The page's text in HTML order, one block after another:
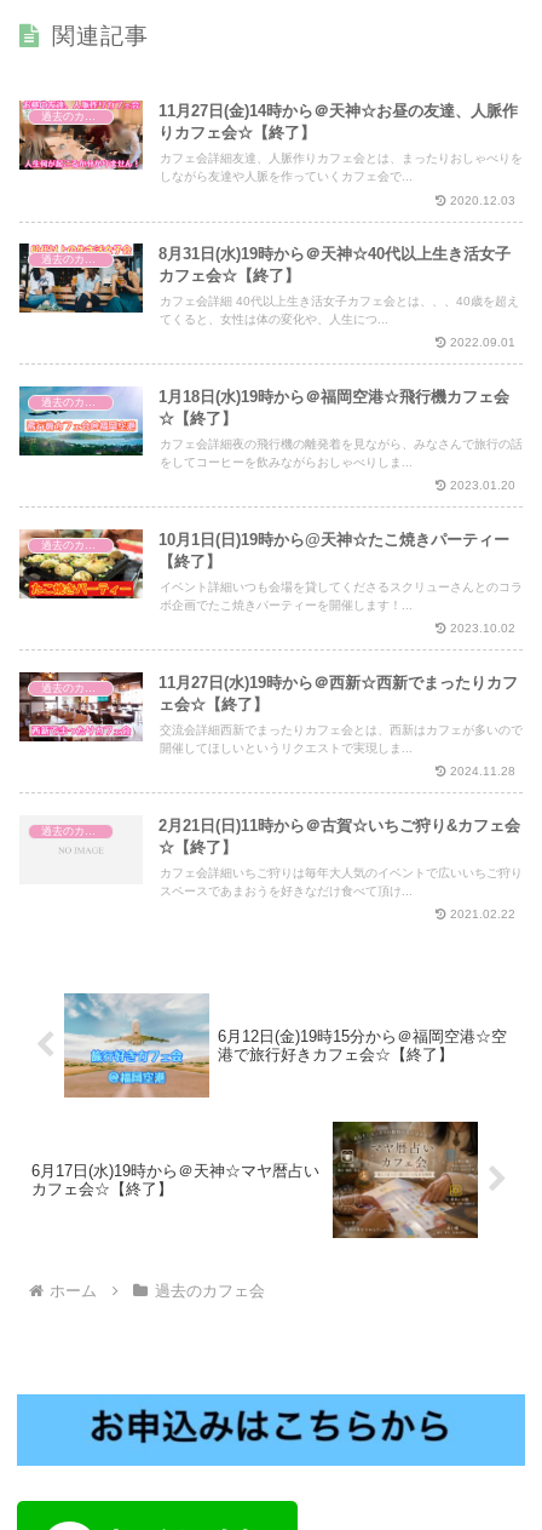
関連記事
過去のカフェ会
11月27日(金)14時から＠天神☆お昼の友達、人脈作
りカフェ会☆【終了】
カフェ会詳細友達、人脈作りカフェ会とは、まったりおしゃべりを
しながら友達や人脈を作っていくカフェ会で...
2020.12.03
過去のカフェ会
8月31日(水)19時から＠天神☆40代以上生き活女子
カフェ会☆【終了】
カフェ会詳細 40代以上生き活女子カフェ会とは、、、40歳を超え
てくると、女性は体の変化や、人生につ...
2022.09.01
過去のカフェ会
1月18日(水)19時から＠福岡空港☆飛行機カフェ会
☆【終了】
カフェ会詳細夜の飛行機の離発着を見ながら、みなさんで旅行の話
をしてコーヒーを飲みながらおしゃべりしま...
2023.01.20
過去のカフェ会
10月1日(日)19時から@天神☆たこ焼きパーティー
【終了】
イベント詳細いつも会場を貸してくださるスクリューさんとのコラ
ボ企画でたこ焼きパーティーを開催します！...
2023.10.02
過去のカフェ会
11月27日(水)19時から＠西新☆西新でまったりカフ
ェ会☆【終了】
交流会詳細西新でまったりカフェ会とは、西新はカフェが多いので
開催してほしいというリクエストで実現しま...
2024.11.28
2月21日(日)11時から＠古賀☆いちご狩り&カフェ会
☆【終了】
カフェ会詳細いちご狩りは毎年大人気のイベントで広いいちご狩り
スペースであまおうを好きなだけ食べて頂け...
2021.02.22
6月12日(金)19時15分から＠福岡空港☆空
港で旅行好きカフェ会☆【終了】
6月17日(水)19時から＠天神☆マヤ暦占い
カフェ会☆【終了】
ホーム 過去のカフェ会